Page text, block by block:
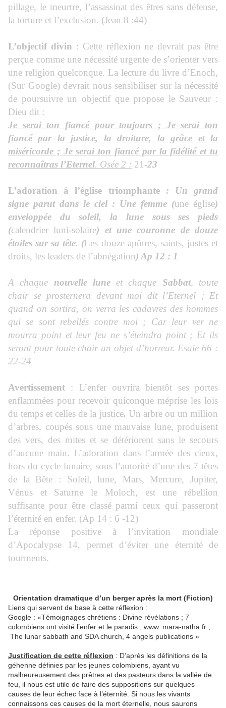
pillage, le meurtre, l’assassinat des êtres sans défense,
la torture et l’exclusion. (Jean 8 :44)
L’objectif divin : Cette réflexion ne devrait pas être
perçue comme une nécessité urgente de s’orienter vers
une religion quelconque. La lecture du livre d’Enoch,
(Sur Google) devrait nous sensibiliser sur la nécessité
de poursuivre un objectif que propose le Sauveur :
Dieu dit :
Je serai ton fiancé pour toujours ; Je serai ton
fiancé par la justice, la droiture, la grâce et la
miséricorde ; Je serai ton fiancé par la fidélité et tu
reconnaîtras l’Eternel. Osée 2 : 21-23
L’adoration à l’église triomphante: Un grand
signe parut dans le ciel : Une femme (une église)
enveloppée du soleil, la lune sous ses pieds
(calendrier luni-solaire) et une couronne de douze
étoiles sur sa tête. (Les douze apôtres, saints, justes et
droits, les leaders de l’abnégation) Ap 12 : 1
A chaque nouvelle luneet chaque Sabbat, toute
chair se prosternera devant moi dit l’Eternel ; Et
quand on sortira, on verra les cadavres des hommes
qui se sont rebellés contre moi ; Car leur ver ne
mourra point et leur feu ne s’éteindra point ; Et ils
seront pour toute chair un objet d’horreur. Esaïe 66 :
22-24
Avertissement : L’enfer ouvrira bientôt ses portes
enflammées pour recevoir quiconque méprise les lois
du temps et celles de la justice. Un arbre ou un million
d’arbres, coupés sous une mauvaise lune, produisent
des vers, des mites et se détériorent sans le secours
d’aucune main. L’adoration dans l’armée des cieux,
hors du cycle lunaire, sous l’autorité d’une des 7 têtes
de la Bête : Soleil, lune, Mars, Mercure, Jupiter,
Vénus et Saturne le Moloch, est une rébellion
suffisante pour être classé parmi ceux qui passeront
l’éternité en enfer. (Ap 14 : 6 -12)
La réponse positive à l’invitation mondiale
d’Apocalypse 14, permet d’éviter une éternité de
tourments.
Orientation dramatique d’un berger après la mort (Fiction)
Liens qui servent de base à cette réflexion :
Google : «Témoignages chrétiens : Divine révélations ; 7
colombiens ont visité l’enfer et le paradis ; www. mara-natha.fr ;
The lunar sabbath and SDA church, 4 angels publications »
Justification de cette réflexion : D’après les définitions de la
géhenne définies par les jeunes colombiens, ayant vu
malheureusement des prêtres et des pasteurs dans la vallée de
feu, il nous est utile de faire des suppositions sur quelques
causes de leur échec face à l’éternité. Si nous les vivants
connaissons ces causes de la mort éternelle, nous saurons